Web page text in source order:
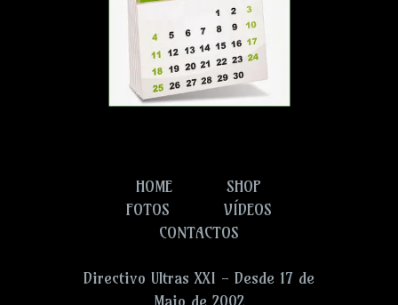
HOME
SHOP
FOTOS
VÍDEOS
CONTACTOS
Directivo Ultras XXI - Desde 17 de